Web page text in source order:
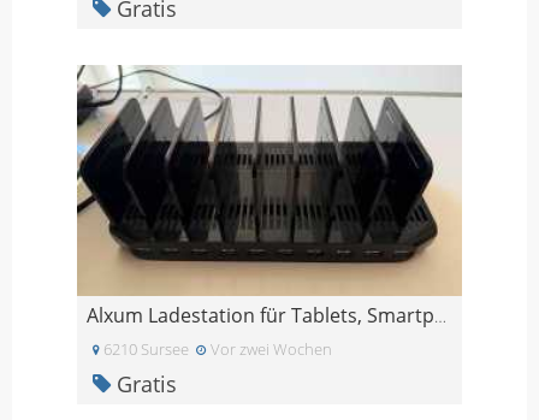
Gratis
Alxum Ladestation für Tablets, Smartphones usw.
6210 Sursee Vor zwei Wochen
Gratis